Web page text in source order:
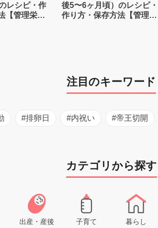
レシピ・作
【管理栄養
後5〜6ヶ月頃）のレシピ・
作り方・保存方法【管理栄
注目のキーワード
#排卵日 #内祝い #帝王切開
カテゴリから探す
出産・産後 子育て 暮らし